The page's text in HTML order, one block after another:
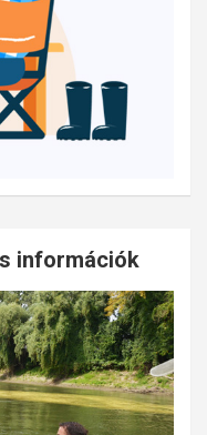
információk